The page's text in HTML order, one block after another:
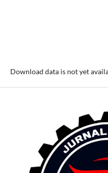
Download data is not yet